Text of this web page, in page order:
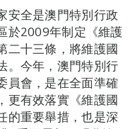
安全是澳門特別行政
於2009年制定《維護
二十三條，將維護國
。今年，澳門特別行
員會，是在全面準確
更有效落實《維護國
的重要舉措，也是深